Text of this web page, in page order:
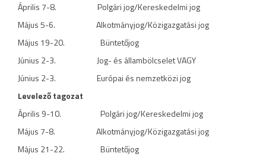
Április 7-8. Polgári jog/Kereskedelmi jog
Május 5-6. Alkotmányjog/Közigazgatási jog
Május 19-20. Büntetőjog
Június 2-3. Jog- és állambölcselet VAGY
Június 2-3. Európai és nemzetközi jog
Levelező tagozat
Április 9-10. Polgári jog/Kereskedelmi jog
Május 7-8. Alkotmányjog/Közigazgatási jog
Május 21-22. Büntetőjog